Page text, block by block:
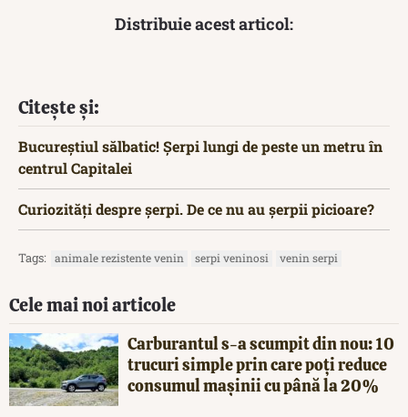
Distribuie acest articol:
Citește și:
Bucureștiul sălbatic! Șerpi lungi de peste un metru în
centrul Capitalei
Curiozități despre șerpi. De ce nu au șerpii picioare?
Tags: animale rezistente venin serpi veninosi venin serpi
Cele mai noi articole
Carburantul s-a scumpit din nou: 10
trucuri simple prin care poți reduce
consumul mașinii cu până la 20%